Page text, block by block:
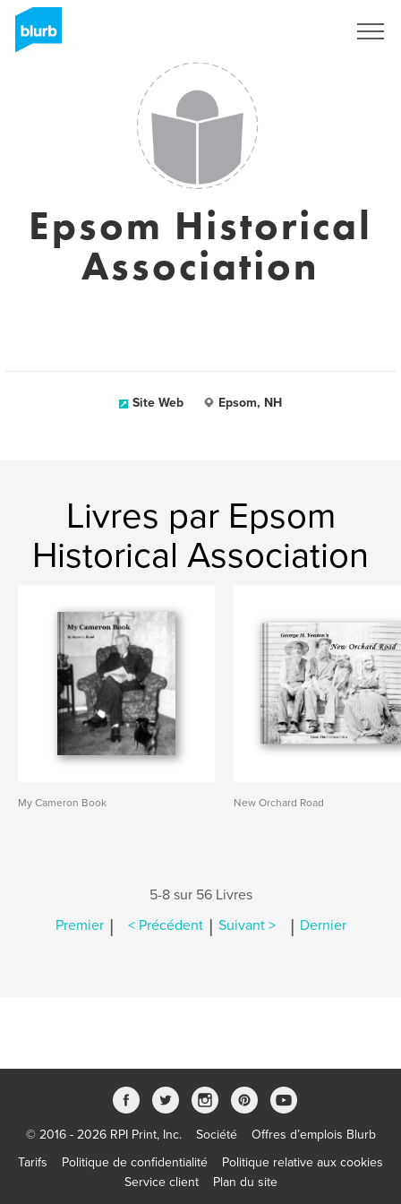
Epsom Historical
Association
Site Web Epsom, NH
Livres par Epsom
Historical Association
My Cameron Book New Orchard Road
5-8 sur 56 Livres
Premier | < Précédent | Suivant > | Dernier
© 2016 - 2026 RPI Print, Inc. Société
Offres d’emplois Blurb
Tarifs
Politique de confidentialité
Politique relative aux cookies
Service client
Plan du site